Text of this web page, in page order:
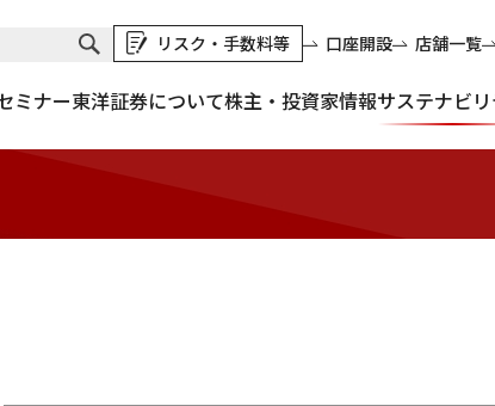
リスク・手数料等 口座開設 店舗一覧
ミナー東洋証券について株主・投資家情報サステナビリ